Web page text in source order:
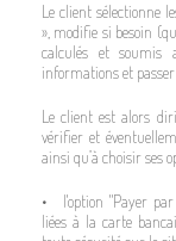
Le client sélectionne
», modifie si besoin
calculés et
informations et passer
Le client est alors
vérifier et
ainsi qu’à choisir ses
• l'option "Payer
liées à la carte